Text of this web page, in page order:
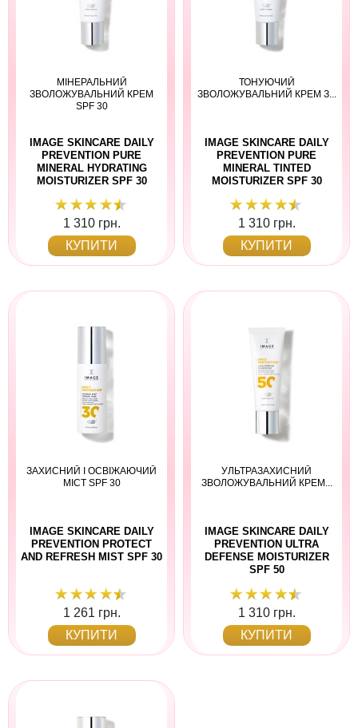
МІНЕРАЛЬНИЙ
ЗВОЛОЖУВАЛЬНИЙ КРЕМ
SPF 30
IMAGE SKINCARE DAILY
PREVENTION PURE
MINERAL HYDRATING
MOISTURIZER SPF 30
1 310 грн.
КУПИТИ
ТОНУЮЧИЙ
ЗВОЛОЖУВАЛЬНИЙ КРЕМ З...
IMAGE SKINCARE DAILY
PREVENTION PURE
MINERAL TINTED
MOISTURIZER SPF 30
1 310 грн.
КУПИТИ
ЗАХИСНИЙ І ОСВІЖАЮЧИЙ
МІСТ SPF 30
IMAGE SKINCARE DAILY
PREVENTION PROTECT
AND REFRESH MIST SPF 30
1 261 грн.
КУПИТИ
УЛЬТРАЗАХИСНИЙ
ЗВОЛОЖУВАЛЬНИЙ КРЕМ...
IMAGE SKINCARE DAILY
PREVENTION ULTRA
DEFENSE MOISTURIZER
SPF 50
1 310 грн.
КУПИТИ